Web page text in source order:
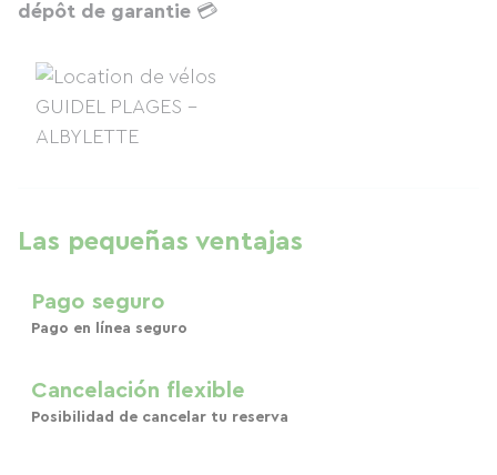
dépôt de garantie 💳
Las pequeñas ventajas
Pago seguro
Pago en línea seguro
Cancelación flexible
Posibilidad de cancelar tu reserva